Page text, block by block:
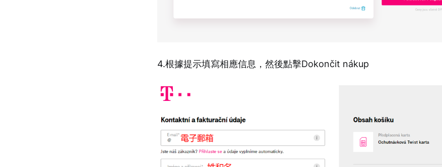
4.根據提示填寫相應信息，然後點擊Dokončit nákup